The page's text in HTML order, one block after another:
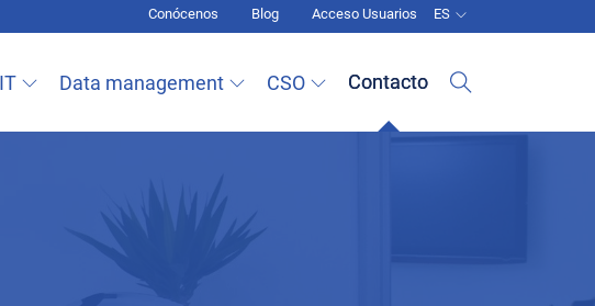
ES
Navegación secundaria
Conócenos Blog Acceso Usuarios
Data management CSO Contacto